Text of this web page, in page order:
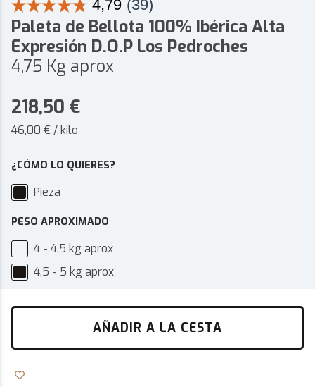
Paleta de Bellota 100% Ibérica Alta
Expresión D.O.P Los Pedroches
4,75 Kg aprox
218,50 €
46,00 € / kilo
¿CÓMO LO QUIERES?
Pieza
PESO APROXIMADO
4 - 4,5 kg aprox
4,5 - 5 kg aprox
AÑADIR A LA CESTA